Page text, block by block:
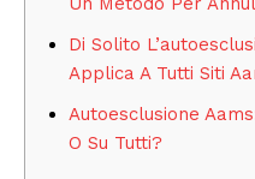
Di Solito
Applica A Tutti Siti
Autoesclusione
O Su Tutti?